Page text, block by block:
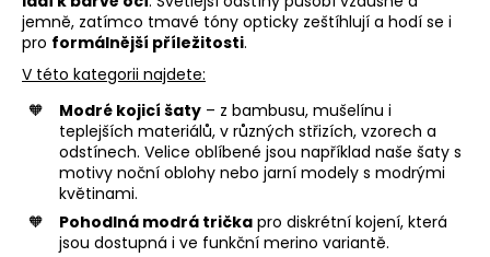
jemně, zatímco tmavé tóny opticky zeštíhlují a hodí se i
pro formálnější příležitosti.
V této kategorii najdete:
Modré kojicí šaty – z bambusu, mušelínu i
teplejších materiálů, v různých střizích, vzorech a
odstínech. Velice oblíbené jsou například naše šaty s
motivy noční oblohy nebo jarní modely s modrými
květinami.
Pohodlná modrá trička pro diskrétní kojení, která
jsou dostupná i ve funkční merino variantě.
j
e
t
e
í